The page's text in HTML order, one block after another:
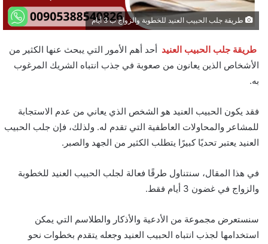
طريقة جلب الحبيب العنيد للخطوبة والزواج ب 3 أيام
طريقة جلب الحبيب العنيد أحد أهم الأمور التي يبحث عنها الكثير من
الأشخاص الذين يعانون من صعوبة في جذب انتباه الشريك المرغوب
به.
فقد يكون الحبيب العنيد هو الشخص الذي يعاني من عدم الاستجابة
للمشاعر والمحاولات العاطفية التي تقدم له. ولذلك، فإن جلب الحبيب
العنيد يعتبر تحديًا كبيرًا يتطلب الكثير من الجهد والصبر.
في هذا المقال، سنتناول طرقًا فعالة لجلب الحبيب العنيد للخطوبة
والزواج في غضون 3 أيام فقط.
سنستعرض مجموعة من الأدعية والأذكار والطلاسم التي يمكن
استخدامها لجذب انتباه الحبيب العنيد وجعله يتقدم بخطوات نحو